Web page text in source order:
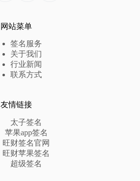
网站菜单
签名服务
关于我们
行业新闻
联系方式
友情链接
太子签名
苹果app签名
旺财签名官网
旺财苹果签名
超级签名